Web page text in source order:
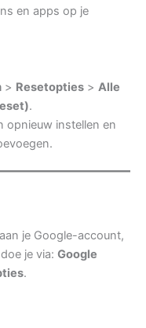
en apps op je
> Resetopties> Alle
.
opnieuw instellen en
je Google-account,
je via: Google
.